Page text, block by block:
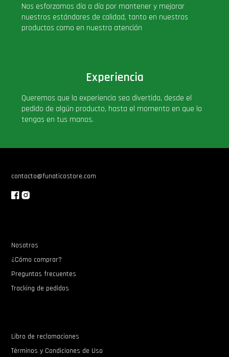
Pop Rides
PRÓXIMAMENTE
Nos esforzamos día a día por mantener y mejorar
nuestros estándares de calidad, tanto en nuestros
productos como en nuestra atención
Experiencia
Queremos que la experiencia sea divertida, desde el
pedido de algún producto, hasta el momento en que lo
tengas en tus manos.
contacto@funaticostore.com
Nosotros
¿Cómo comprar?
Preguntas frecuentes
Tracking de pedidos
Libro de reclamaciones
Términos y Condiciones de Uso